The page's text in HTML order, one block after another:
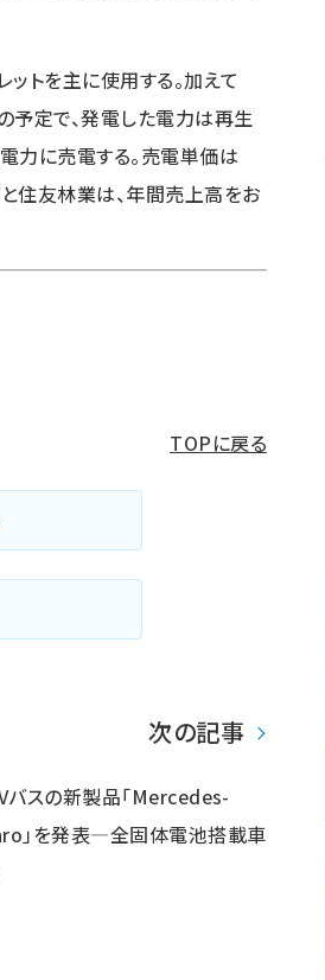
トを主に使用する。加えて
予定で、発電した電力は再生
力に売電する。売電単価は
住友林業は、年間売上高をお
TOPに戻る
次の記事
バスの新製品「Mercedes-
」を発表―全固体電池搭載車